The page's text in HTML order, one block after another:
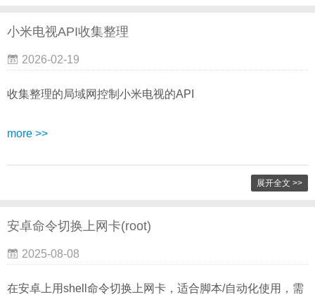
小米电视API收集整理
2026-02-19
收集整理的局域网控制小米电视的API
more >>
展开全文 >>
安卓命令切换上网卡(root)
2025-08-08
在安卓上用shell命令切换上网卡，适合脚本/自动化使用，需